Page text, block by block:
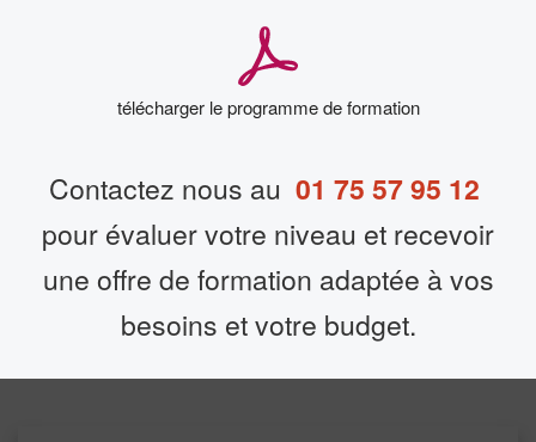
télécharger le programme de formation
Contactez nous au 01 75 57 95 12
pour évaluer votre niveau et recevoir
une offre de formation adaptée à vos
besoins et votre budget.